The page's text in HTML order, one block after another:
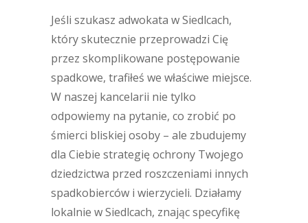
Jeśli szukasz adwokata w Siedlcach,
który skutecznie przeprowadzi Cię
przez skomplikowane postępowanie
spadkowe, trafiłeś we właściwe miejsce.
W naszej kancelarii nie tylko
odpowiemy na pytanie, co zrobić po
śmierci bliskiej osoby – ale zbudujemy
dla Ciebie strategię ochrony Twojego
dziedzictwa przed roszczeniami innych
spadkobierców i wierzycieli. Działamy
lokalnie w Siedlcach, znając specyfikę